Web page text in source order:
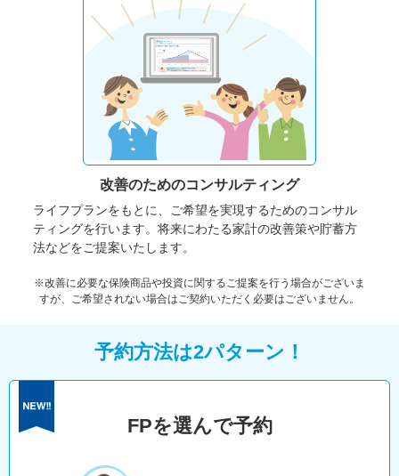
改善のためのコンサルティング
ライフプランをもとに、ご希望を実現するためのコンサル
ティングを行います。将来にわたる家計の改善策や貯蓄方
法などをご提案いたします。
※改善に必要な保険商品や投資に関するご提案を行う場合がございま
すが、ご希望されない場合はご契約いただく必要はございません。
予約方法は2パターン！
FPを選んで予約